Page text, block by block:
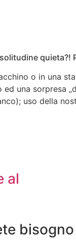
quieta?!
o in una
una sorpresa
uso della
al